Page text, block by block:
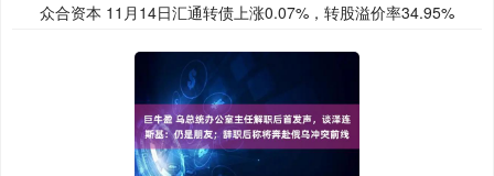
众合资本 11月14日汇通转债上涨0.07%，转股溢价率34.95%